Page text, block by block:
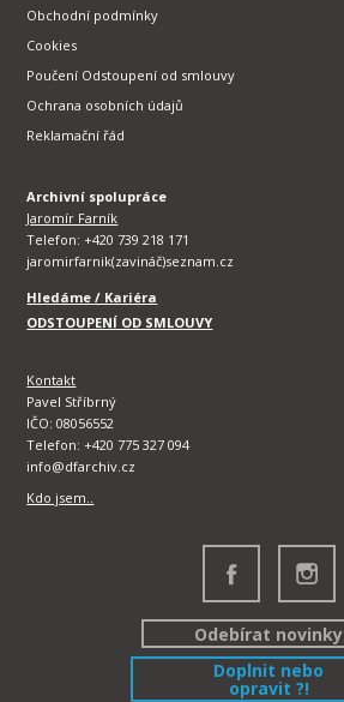
Obchodní podmínky
Cookies
Poučení Odstoupení od smlouvy
Ochrana osobních údajů
Reklamační řád
Archivní spolupráce
Jaromír Farník
Telefon: +420 739 218 171
jaromirfarnik(zavináč)seznam.cz
Hledáme / Kariéra
ODSTOUPENÍ OD SMLOUVY
Kontakt
Pavel Stříbrný
IČO: 08056552
Telefon: +420 775 327 094
info@dfarchiv.cz
Kdo jsem..
Odebírat novinky
Doplnit nebo
opravit ?!